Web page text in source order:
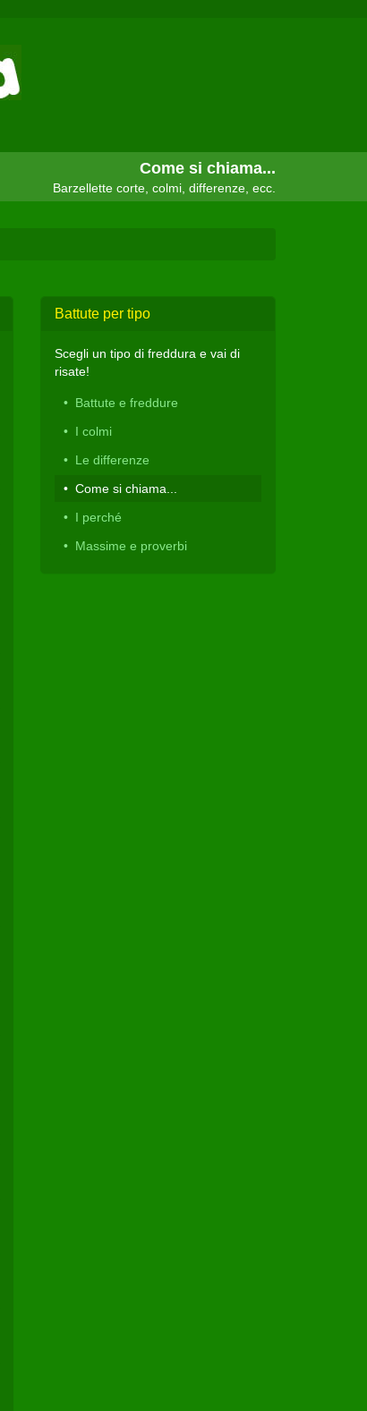
Come si chiama...
Barzellette corte, colmi, differenze, ecc.
Battute per tipo
Scegli un tipo di freddura e vai di
risate!
Battute e freddure
I colmi
Le differenze
Come si chiama...
I perché
Massime e proverbi